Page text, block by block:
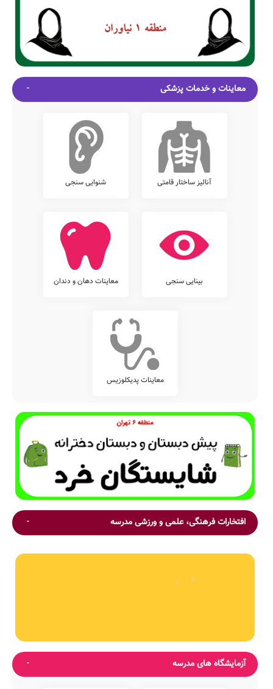
معاینات و خدمات پزشکی
آنالیز ساختار قامتی شنوایی سنجی
بینایی سنجی معاینات دهان و دندان
معاینات پدیکلوزیس
افتخارات فرهنگی، علمی و ورزشی مدرسه
آزمایشگاه های مدرسه